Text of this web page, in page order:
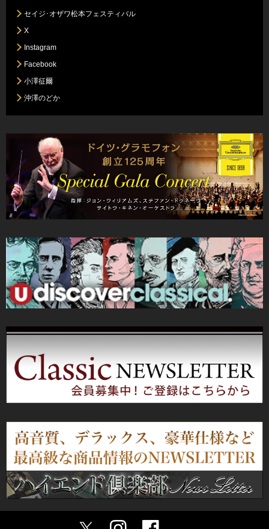
セイジ･オザワ松本フェスティバル
X
Instagram
Facebook
小澤征爾
沖澤のどか